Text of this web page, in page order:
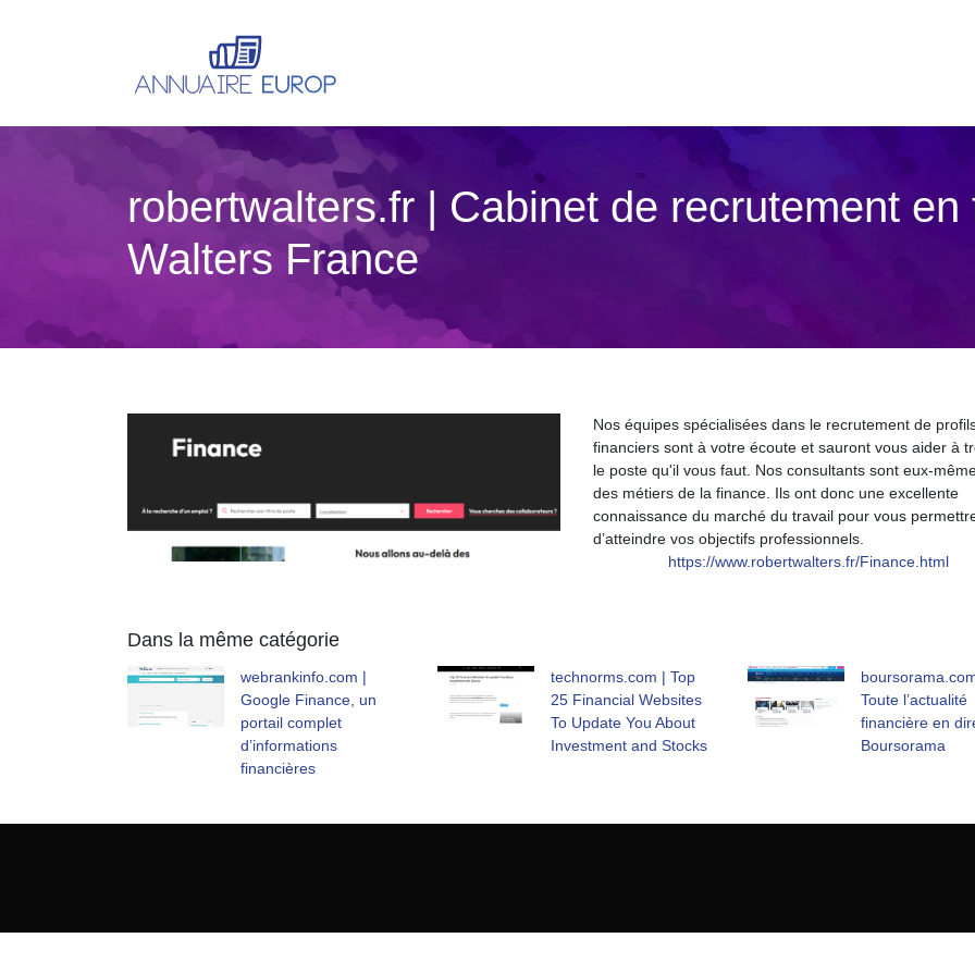
robertwalters.fr | Cabinet de recrutement
Walters France
Nos équipes spécialisées dans le recrutement de
financiers sont à votre écoute et sauront vous aider à
le poste qu'il vous faut. Nos consultants sont eux-
des métiers de la finance. Ils ont donc une excellente
connaissance du marché du travail pour vous
d’atteindre vos objectifs professionnels.
https://www.robertwalters.fr/Finance.html
Dans la même catégorie
webrankinfo.com |
Google Finance, un
portail complet
d’informations
financières
technorms.com | Top
25 Financial Websites
To Update You About
Investment and Stocks
Toute l’actualité
financière en
Boursorama